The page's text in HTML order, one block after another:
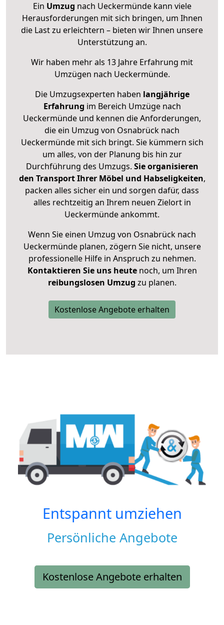
Ein Umzug nach Ueckermünde kann viele
Herausforderungen mit sich bringen, um Ihnen
die Last zu erleichtern – bieten wir Ihnen unsere
Unterstützung an.
Wir haben mehr als 13 Jahre Erfahrung mit
Umzügen nach Ueckermünde.
Die Umzugsexperten haben langjährige
Erfahrung im Bereich Umzüge nach
Ueckermünde und kennen die Anforderungen,
die ein Umzug von Osnabrück nach
Ueckermünde mit sich bringt. Sie kümmern sich
um alles, von der Planung bis hin zur
Durchführung des Umzugs. Sie organisieren
den Transport Ihrer Möbel und Habseligkeiten,
packen alles sicher ein und sorgen dafür, dass
alles rechtzeitig an Ihrem neuen Zielort in
Ueckermünde ankommt.
Wenn Sie einen Umzug von Osnabrück nach
Ueckermünde planen, zögern Sie nicht, unsere
professionelle Hilfe in Anspruch zu nehmen.
Kontaktieren Sie uns heutenoch, um Ihren
reibungslosen Umzug zu planen.
Kostenlose Angebote erhalten
Entspannt umziehen
Persönliche Angebote
Kostenlose Angebote erhalten